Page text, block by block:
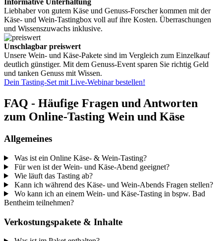
Informative Unterhaltung
Liebhaber von gutem Käse und Genuss-Forscher kommen mit der
Käse- und Wein-Tastingbox voll auf ihre Kosten. Überraschungen
und Wissenszuwachs inklusive.
Unschlagbar preiswert
Unsere Wein- und Käse-Pakete sind im Vergleich zum Einzelkauf
deutlich günstiger. Mit dem Genuss-Event sparen Sie richtig Geld
und tanken Genuss mit Wissen.
Dein Tasting-Set mit Live-Webinar bestellen!
FAQ - Häufige Fragen und Antworten
zum Online-Tasting Wein und Käse
Allgemeines
Was ist ein Online Käse- & Wein-Tasting?
Für wen ist der Wein- und Käse-Abend geeignet?
Wie läuft das Tasting ab?
Kann ich während des Käse- und Wein-Abends Fragen stellen?
Wo kann ich an einem Wein- und Käse-Tasting in bspw. Bad
Bentheim teilnehmen?
Verkostungspakete & Inhalte